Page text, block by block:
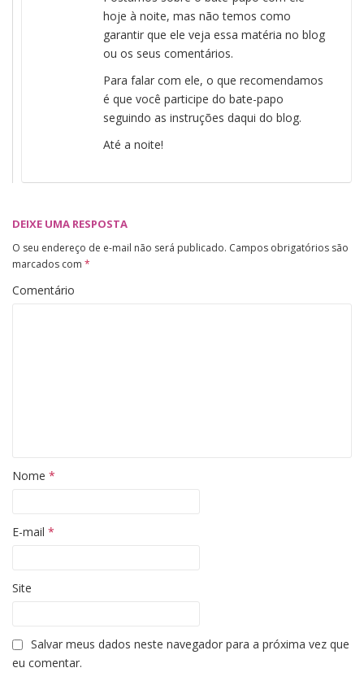
hoje à noite, mas não temos como
garantir que ele veja essa matéria no blog
ou os seus comentários.
Para falar com ele, o que recomendamos
é que você participe do bate-papo
seguindo as instruções daqui do blog.
Até a noite!
DEIXE UMA RESPOSTA
O seu endereço de e-mail não será publicado. Campos obrigatórios são
marcados com *
Comentário
Nome *
E-mail *
Site
Salvar meus dados neste navegador para a próxima vez que
eu comentar.